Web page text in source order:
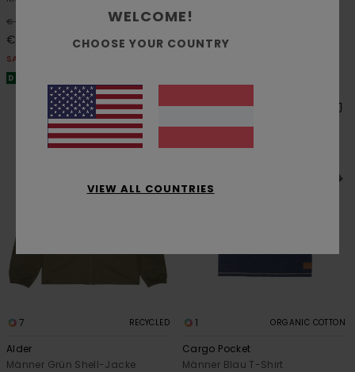
€ 75,00
€ 28,12
SALE
DOPPELTER RABATT EXTRA 25 %
€ 75,00
€ 29,99
7 RECYCLED
Alder
Männer Grün Shell-Jacke
1 ORGANIC COTTON
Cargo Pocket
Männer Blau T-Shirt
WELCOME!
CHOOSE YOUR COUNTRY
VIEW ALL COUNTRIES